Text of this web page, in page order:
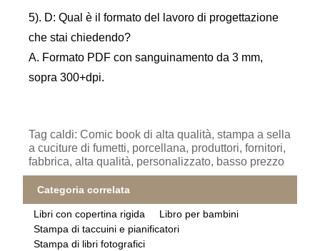
5). D: Qual è il formato del lavoro di progettazione
che stai chiedendo?
A. Formato PDF con sanguinamento da 3 mm,
sopra 300+dpi.
Tag caldi: Comic book di alta qualità, stampa a sella
a cuciture di fumetti, porcellana, produttori, fornitori,
fabbrica, alta qualità, personalizzato, basso prezzo
Categoria correlata
Libri con copertina rigida
Libro per bambini
Stampa di taccuini e pianificatori
Stampa di libri fotografici